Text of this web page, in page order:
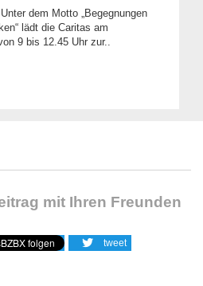
dem Motto „Begegnungen
lädt die Caritas am
9 bis 12.45 Uhr zur..
mit Ihren Freunden
tweet